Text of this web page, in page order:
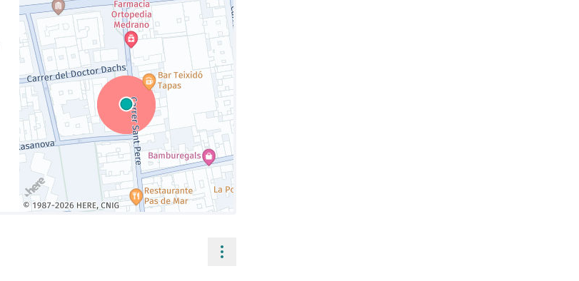
Controls de recursos